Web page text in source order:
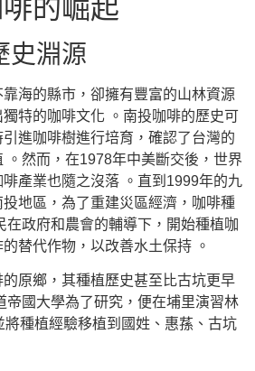
的崛起
史淵源
海的縣市，卻擁有豐富的山林資源
特的咖啡文化 。南投咖啡的歷史可
進咖啡樹進行培育，確認了台灣的
。然而，在1978年中美斷交後，世界
產業也隨之沒落 。直到1999年的九
地區，為了重建災區經濟，咖啡種
在政府和農會的輔導下，開始種植咖
替代作物，以改善水土保持 。
原鄉，其種植歷史甚至比古坑更早
帝國大學為了研究，便在埔里演習林
種植經驗移植到國姓、惠蓀、古坑